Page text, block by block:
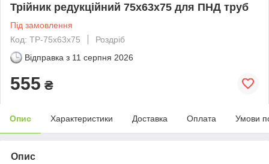
Трійник редукційний 75х63х75 для ПНД труб
Під замовлення
Код: ТР-75х63х75
Роздріб
Відправка з 11 серпня 2026
555 ₴
Опис Характеристики Доставка Оплата Умови
Опис